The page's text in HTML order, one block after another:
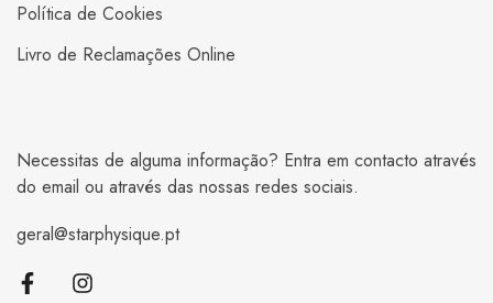
Política de Cookies
Livro de Reclamações Online
Necessitas de alguma informação? Entra em contacto através
do email ou através das nossas redes sociais.
geral@starphysique.pt